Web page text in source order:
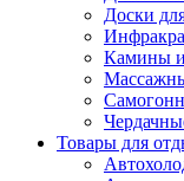
Доски
Камины
Товары для